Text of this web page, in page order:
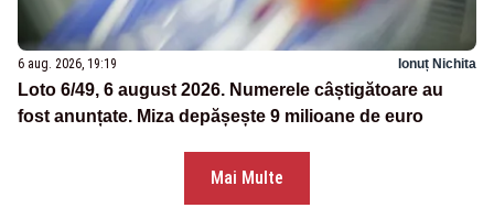
6 aug. 2026, 19:19 Ionuț Nichita
Loto 6/49, 6 august 2026. Numerele câștigătoare au
fost anunțate. Miza depășește 9 milioane de euro
Mai Multe